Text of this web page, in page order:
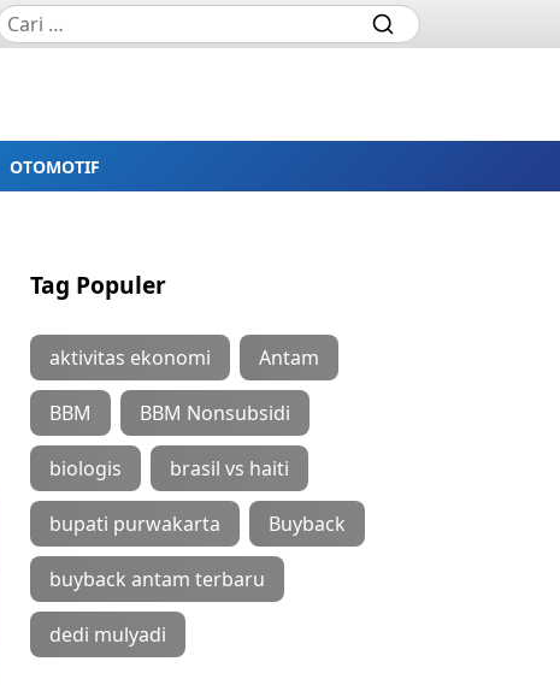
OTOMOTIF
Tag Populer
aktivitas ekonomi Antam
BBM BBM Nonsubsidi
biologis brasil vs haiti
bupati purwakarta Buyback
buyback antam terbaru
dedi mulyadi